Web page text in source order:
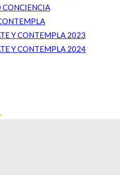
Y CONTEMPLA 2023
Y CONTEMPLA 2024